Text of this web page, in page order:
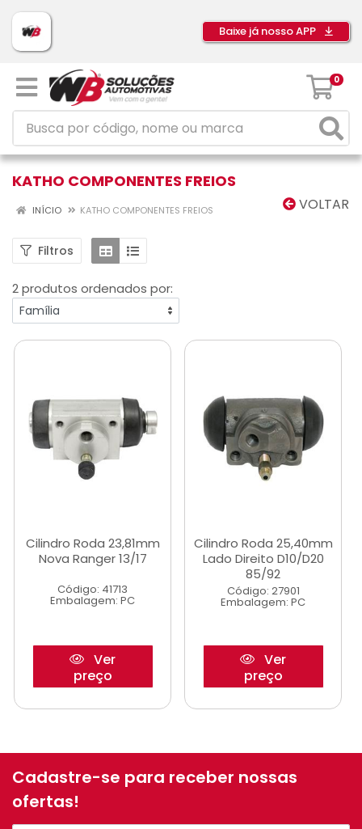
Baixe já nosso APP
0
KATHO COMPONENTES FREIOS
VOLTAR
INÍCIO KATHO COMPONENTES FREIOS
Filtros
2 produtos ordenados por:
Cilindro Roda 23,81mm
Nova Ranger 13/17
Código: 41713
Embalagem: PC
Ver
preço
Cilindro Roda 25,40mm
Lado Direito D10/D20
85/92
Código: 27901
Embalagem: PC
Ver
preço
Cadastre-se para receber nossas
ofertas!